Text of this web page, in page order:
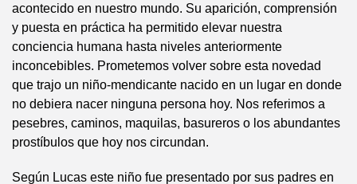
acontecido en nuestro mundo. Su aparición, comprensión
y puesta en práctica ha permitido elevar nuestra
conciencia humana hasta niveles anteriormente
inconcebibles. Prometemos volver sobre esta novedad
que trajo un niño-mendicante nacido en un lugar en donde
no debiera nacer ninguna persona hoy. Nos referimos a
pesebres, caminos, maquilas, basureros o los abundantes
prostíbulos que hoy nos circundan.
Según Lucas este niño fue presentado por sus padres en